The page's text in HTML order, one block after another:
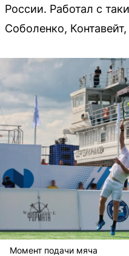
России. Работал с
Соболенко, Контавейт,
Момент подачи мяча